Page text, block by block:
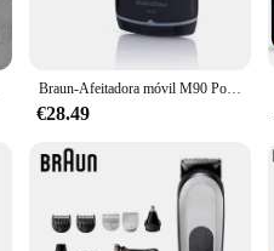
Braun-Afeitadora móvil M90 PocketGo, Afeitadora eléctrica de viaje con batería, lavable, afeitado en seco y húmedo, cabezal flotante, recortadora lavable
€28.49